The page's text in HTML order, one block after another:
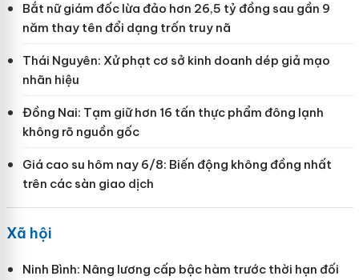
Bắt nữ giám đốc lừa đảo hơn 26,5 tỷ đồng sau gần 9
năm thay tên đổi dạng trốn truy nã
Thái Nguyên: Xử phạt cơ sở kinh doanh dép giả mạo
nhãn hiệu
Đồng Nai: Tạm giữ hơn 16 tấn thực phẩm đông lạnh
không rõ nguồn gốc
Giá cao su hôm nay 6/8: Biến động không đồng nhất
trên các sàn giao dịch
Xã hội
Ninh Bình: Nâng lương cấp bậc hàm trước thời hạn đối